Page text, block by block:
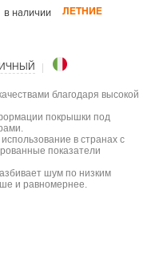
в наличии ЛЕТНИЕ
благодаря высокой
покрышки под
в странах с
показатели
шум по низким
и равномернее.